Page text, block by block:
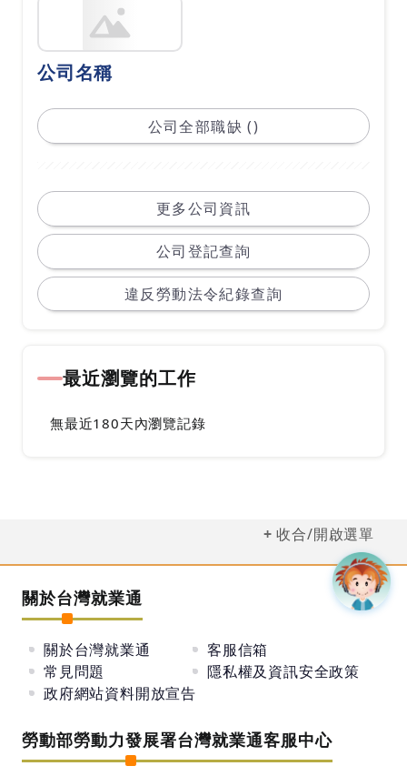
公司名稱
公司全部職缺 ()
更多公司資訊
公司登記查詢
違反勞動法令紀錄查詢
最近瀏覽的工作
無最近180天內瀏覽記錄
收合/開啟選單
關於台灣就業通
關於台灣就業通
客服信箱
常見問題
隱私權及資訊安全政策
政府網站資料開放宣告
勞動部勞動力發展署台灣就業通客服中心